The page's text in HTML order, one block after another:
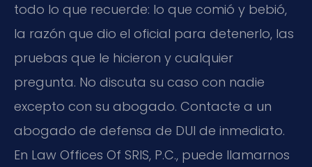
todo lo que recuerde: lo que comió y bebió,
la razón que dio el oficial para detenerlo, las
pruebas que le hicieron y cualquier
pregunta. No discuta su caso con nadie
excepto con su abogado. Contacte a un
abogado de defensa de DUI de inmediato.
En Law Offices Of SRIS, P.C., puede llamarnos